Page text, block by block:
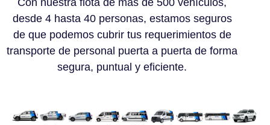
desde 4 hasta 40 personas, estamos seguros
de que podemos cubrir tus requerimientos de
transporte de personal puerta a puerta de forma
segura, puntual y eficiente.